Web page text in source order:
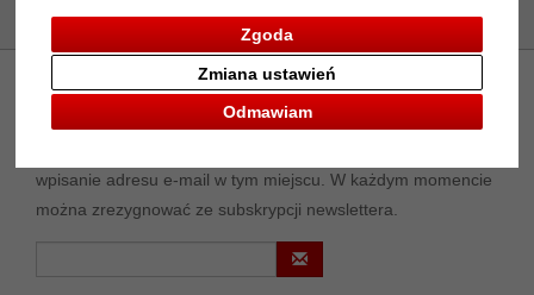
Zgoda
Odmawiam
Zmiana ustawień
Newsletter
wpisanie adresu e-mail w tym miejscu. W każdym momencie
można zrezygnować ze subskrypcji newslettera.